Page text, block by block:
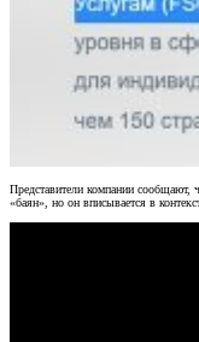
Представители компании
«баян», но он вписывается в